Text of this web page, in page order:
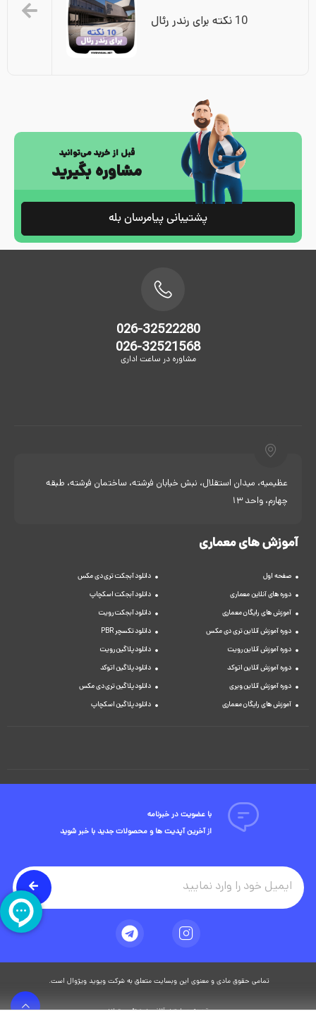
10 نکته برای رندر رئال
قبل از خرید می‌توانید
مشاوره بگیرید
پشتیبانی پیامرسان بله
026-32522280
026-32521568
مشاوره در ساعت اداری
عظیمیه، میدان استقلال، نبش خیابان فرشته، ساختمان فرشته، طبقه
چهارم، واحد 13
آموزش های معماری
صفحه اول
دوره های آنلاین معماری
آموزش های رایگان معماری
دوره آموزش آنلاین تری دی مکس
دوره آموزش آنلاین رویت
دوره آموزش آنلاین اتوکد
دوره آموزش آنلاین ویری
آموزش های رایگان معماری
دانلود آبجکت تری دی مکس
دانلود آبجکت اسکچاپ
دانلود آبجکت رویت
دانلود تکسچر PBR
دانلود پلاگین رویت
دانلود پلاگین اتوکد
دانلود پلاگین تری دی مکس
دانلود پلاگین اسکچاپ
با عضویت در خبرنامه
از آخرین آپدیت ها و محصولات جدید با خبر شوید
تمامی حقوق مادی و معنوی این وبسایت متعلق به شرکت ویوید ویژوال است.
توسعه وبسایت در آژانس دیجیتال مستر ادز